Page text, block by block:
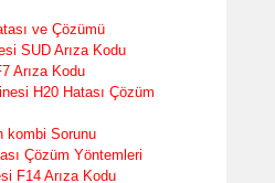
ve Çözümü
SUD Arıza Kodu
Arıza Kodu
H20 Hatası Çözüm
kombi Sorunu
Çözüm Yöntemleri
F14 Arıza Kodu